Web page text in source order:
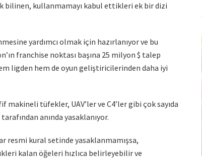
bilinen, kullanmamayı kabul ettikleri ek bir dizi
yardımcı olmak için hazırlanıyor ve bu
franchise noktası başına 25 milyon $ talep
ligden hem de oyun geliştiricilerinden daha iyi
tüfekler, UAV’ler ve C4’ler gibi çok sayıda
anında yasaklanıyor.
kural setinde yasaklanmamışsa,
kalan öğeleri hızlıca belirleyebilir ve